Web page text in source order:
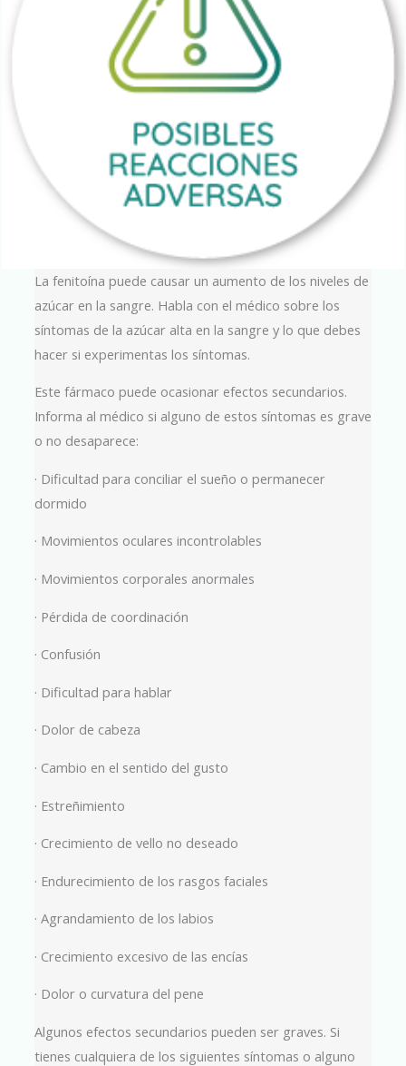
La fenitoína puede causar un aumento de los niveles de
azúcar en la sangre. Habla con el médico sobre los
síntomas de la azúcar alta en la sangre y lo que debes
hacer si experimentas los síntomas.
Este fármaco puede ocasionar efectos secundarios.
Informa al médico si alguno de estos síntomas es grave
o no desaparece:
· Dificultad para conciliar el sueño o permanecer
dormido
· Movimientos oculares incontrolables
· Movimientos corporales anormales
· Pérdida de coordinación
· Confusión
· Dificultad para hablar
· Dolor de cabeza
· Cambio en el sentido del gusto
· Estreñimiento
· Crecimiento de vello no deseado
· Endurecimiento de los rasgos faciales
· Agrandamiento de los labios
· Crecimiento excesivo de las encías
· Dolor o curvatura del pene
Algunos efectos secundarios pueden ser graves. Si
tienes cualquiera de los siguientes síntomas o alguno